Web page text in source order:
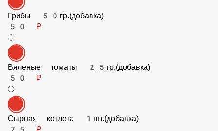
Грибы 50гр.(добавка)
50 ₽